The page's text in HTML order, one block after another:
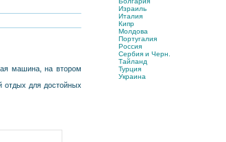
машина, на втором
отдых для достойных
Израиль
Италия
Кипр
Молдова
Португалия
Россия
Сербия и Черн.
Тайланд
Турция
Украина